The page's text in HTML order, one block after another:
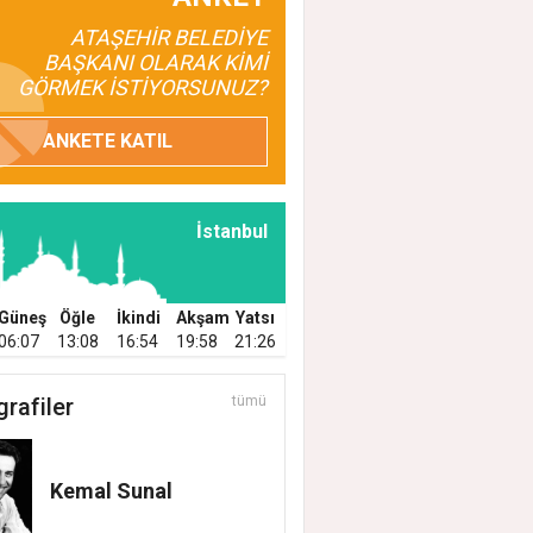
ATAŞEHİR BELEDİYE
BAŞKANI OLARAK KİMİ
GÖRMEK İSTİYORSUNUZ?
ANKETE KATIL
İstanbul
Güneş Öğle İkindi Akşam Yatsı
13:08 16:54 19:58 21:26
tümü
Kemal Sunal